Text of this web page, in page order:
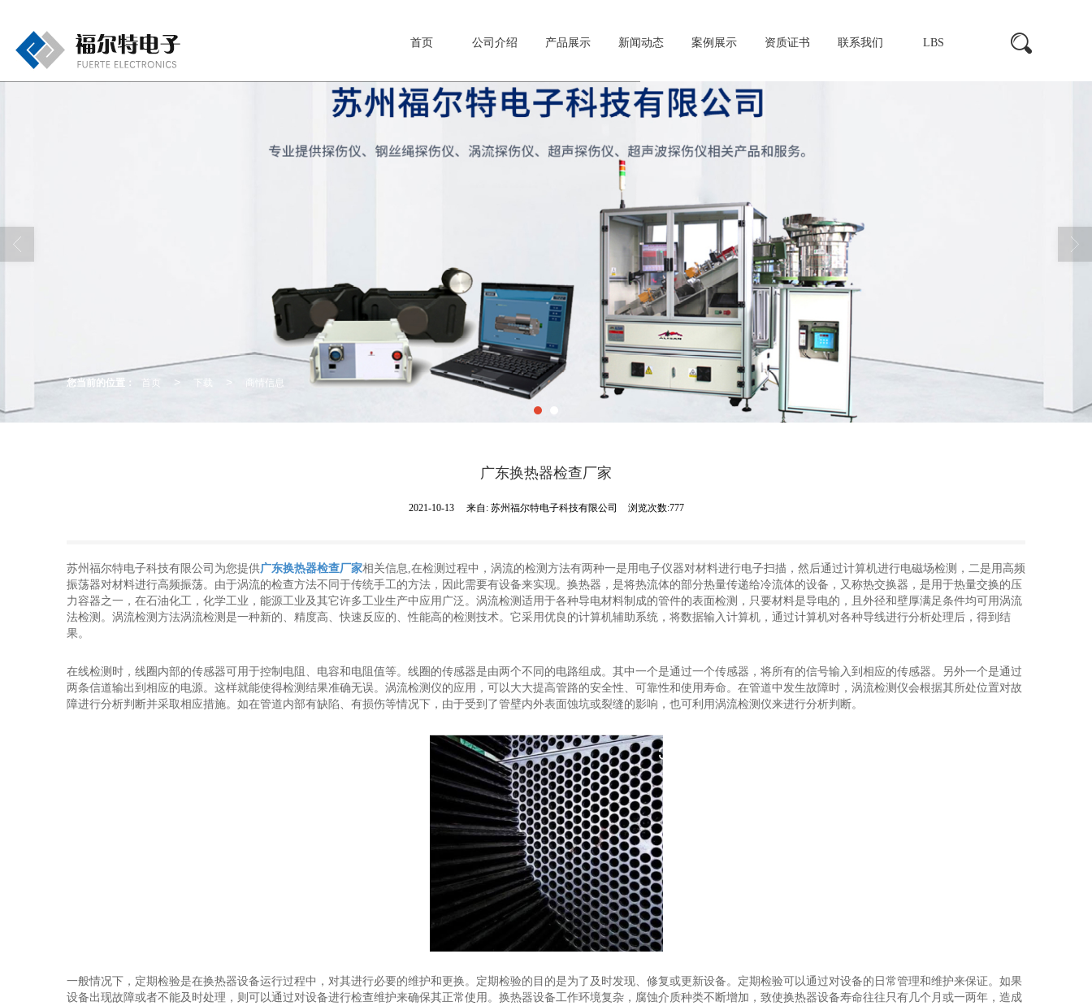
首页 公司介绍 产品展示 新闻动态 案例展示 资质证书 联系我们 LBS
您当前的位置： 首页 > 下载 商情信息
广东换热器检查厂家
2021-10-13 来自: 苏州福尔特电子科技有限公司 浏览次数:777
苏州福尔特电子科技有限公司为您提供广东换热器检查厂家相关信息,在检测过程中，涡流的检测方法有两种一是用电子仪器对材料进行电子扫描，然后通过计算机进行电磁场检测，二是用高频
振荡器对材料进行高频振荡。由于涡流的检查方法不同于传统手工的方法，因此需要有设备来实现。换热器，是将热流体的部分热量传递给冷流体的设备，又称热交换器，是用于热量交换的压
力容器之一，在石油化工，化学工业，能源工业及其它许多工业生产中应用广泛。涡流检测适用于各种导电材料制成的管件的表面检测，只要材料是导电的，且外径和壁厚满足条件均可用涡流
法检测。涡流检测方法涡流检测是一种新的、精度高、快速反应的、性能高的检测技术。它采用优良的计算机辅助系统，将数据输入计算机，通过计算机对各种导线进行分析处理后，得到结
果。
在线检测时，线圈内部的传感器可用于控制电阻、电容和电阻值等。线圈的传感器是由两个不同的电路组成。其中一个是通过一个传感器，将所有的信号输入到相应的传感器。另外一个是通过
两条信道输出到相应的电源。这样就能使得检测结果准确无误。涡流检测仪的应用，可以大大提高管路的安全性、可靠性和使用寿命。在管道中发生故障时，涡流检测仪会根据其所处位置对故
障进行分析判断并采取相应措施。如在管道内部有缺陷、有损伤等情况下，由于受到了管壁内外表面蚀坑或裂缝的影响，也可利用涡流检测仪来进行分析判断。
一般情况下，定期检验是在换热器设备运行过程中，对其进行必要的维护和更换。定期检验的目的是为了及时发现、修复或更新设备。定期检验可以通过对设备的日常管理和维护来保证。如果
设备出现故障或者不能及时处理，则可以通过对设备进行检查维护来确保其正常使用。换热器设备工作环境复杂，腐蚀介质种类不断增加，致使换热器设备寿命往往只有几个月或一两年，造成